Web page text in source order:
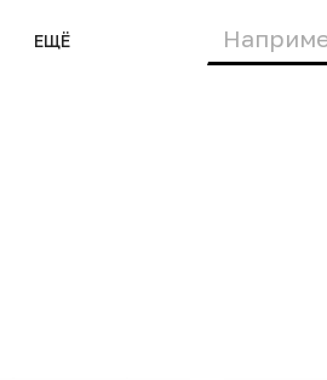
ЕЩЁ